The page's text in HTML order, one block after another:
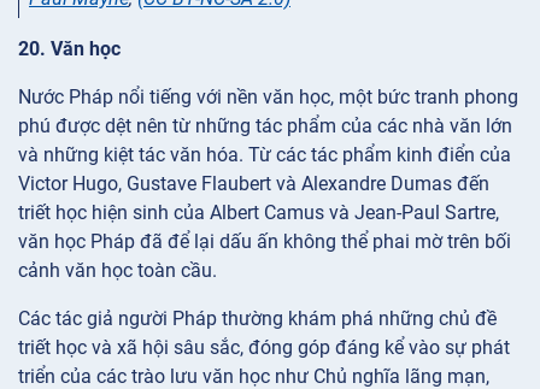
20. Văn học
Nước Pháp nổi tiếng với nền văn học, một bức tranh phong
phú được dệt nên từ những tác phẩm của các nhà văn lớn
và những kiệt tác văn hóa. Từ các tác phẩm kinh điển của
Victor Hugo, Gustave Flaubert và Alexandre Dumas đến
triết học hiện sinh của Albert Camus và Jean-Paul Sartre,
văn học Pháp đã để lại dấu ấn không thể phai mờ trên bối
cảnh văn học toàn cầu.
Các tác giả người Pháp thường khám phá những chủ đề
triết học và xã hội sâu sắc, đóng góp đáng kể vào sự phát
triển của các trào lưu văn học như Chủ nghĩa lãng mạn,